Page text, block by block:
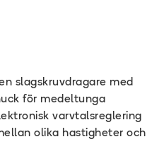
slagskruvdragare med
för medeltunga
varvtalsreglering
olika hastigheter och